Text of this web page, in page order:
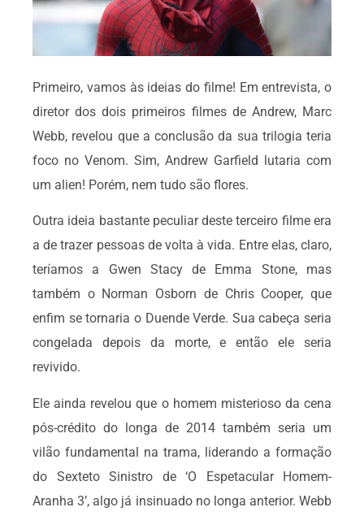
Primeiro, vamos às ideias do filme! Em entrevista, o
diretor dos dois primeiros filmes de Andrew, Marc
Webb, revelou que a conclusão da sua trilogia teria
foco no Venom. Sim, Andrew Garfield lutaria com
um alien! Porém, nem tudo são flores.
Outra ideia bastante peculiar deste terceiro filme era
a de trazer pessoas de volta à vida. Entre elas, claro,
teríamos a Gwen Stacy de Emma Stone, mas
também o Norman Osborn de Chris Cooper, que
enfim se tornaria o Duende Verde. Sua cabeça seria
congelada depois da morte, e então ele seria
revivido.
Ele ainda revelou que o homem misterioso da cena
pós-crédito do longa de 2014 também seria um
vilão fundamental na trama, liderando a formação
do Sexteto Sinistro de ‘O Espetacular Homem-
Aranha 3’, algo já insinuado no longa anterior. Webb